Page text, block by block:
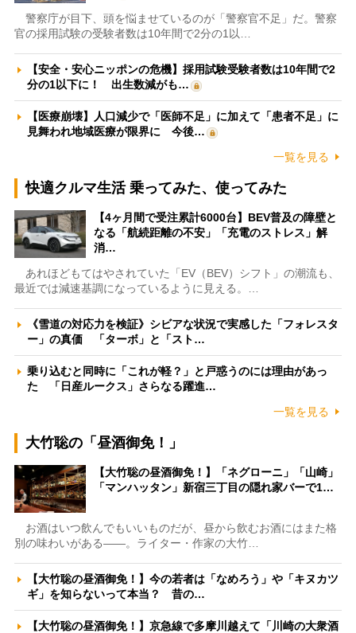
警察庁が目下、頭を悩ませているのが「警察官不足」だ。警察
官の採用試験の受験者数は10年間で2分の1以…
【安全・安心ニッポンの危機】採用試験受験者数は10年間で2
分の1以下に！ 出生数減がも…
【医療崩壊】人口減少で「医師不足」に加えて「患者不足」に
見舞われ地域医療が限界に 今後…
一覧を見る
快適クルマ生活 乗ってみた、使ってみた
【4ヶ月間で受注累計6000台】BEV普及の障壁と
なる「航続距離の不安」「充電のストレス」解
消…
あれほどもてはやされていた「EV（BEV）シフト」の潮流も、
最近では減速基調になっているように見える。…
《雪道の対応力を検証》シビアな状況で実感した「フォレスタ
ー」の真価 「ターボ」と「スト…
乗り込むと同時に「これが軽？」と戸惑うのには理由があっ
た 「日産ルークス」さらなる躍進…
一覧を見る
大竹聡の「昼酒御免！」
【大竹聡の昼酒御免！】「ネグローニ」「山崎」
「マンハッタン」新宿三丁目の隠れ家バーで1…
お酒はいつ飲んでもいいものだが、昼から飲むお酒にはまた格
別の味わいがある――。ライター・作家の大竹…
【大竹聡の昼酒御免！】今の若者は「なめろう」や「キヌカツ
ギ」を知らないって本当？ 昔の…
【大竹聡の昼酒御免！】京急線で多摩川越えて「川崎の大衆酒